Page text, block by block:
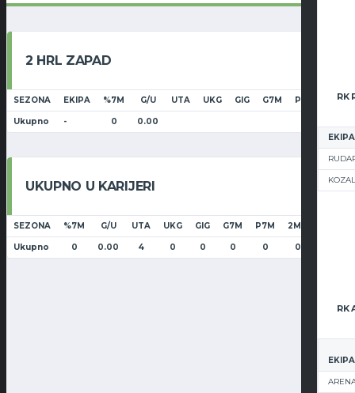
EKIPA
EKIPA
2 HRL ZAPAD
SEZONA EKIPA %7M G/U UTA UKG GIG G7M P7M 2MN
Ukupno - 0 0.00
UKUPNO U KARIJERI
SEZONA %7M G/U UTA UKG GIG G7M P7M 2MN
Ukupno 0 0.00 4 0 0 0 0 0